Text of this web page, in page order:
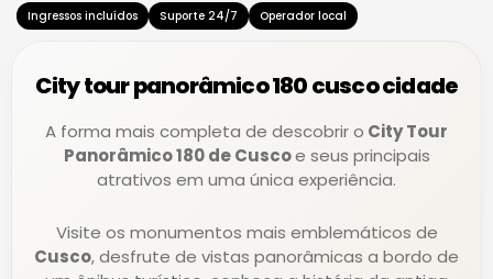
b
Ingressos incluídos Suporte 24/7 Operador local
City tour panorâmico 180 cusco cidade
A forma mais completa de descobrir o City Tour
Panorâmico 180 de Cuscoe seus principais
atrativos em uma única experiência.
Visite os monumentos mais emblemáticos de
Cusco, desfrute de vistas panorâmicas a bordo de